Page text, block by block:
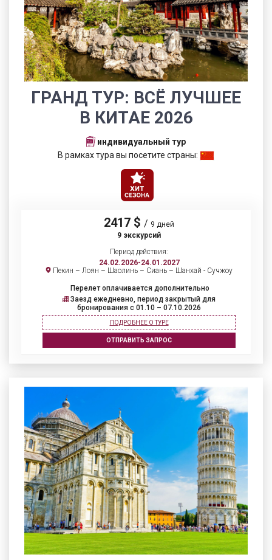
ГРАНД ТУР: ВСЁ ЛУЧШЕЕ
В КИТАЕ 2026
индивидуальный тур
В рамках тура вы посетите страны:
2417 $ / 9 дней
9 экскурсий
Период действия:
24.02.2026-24.01.2027
Пекин – Лоян – Шаолинь – Сиань – Шанхай - Сучжоу
Перелет оплачивается дополнительно
Заезд ежедневно, период закрытый для
бронирования c 01.10 – 07.10.2026
ПОДРОБНЕЕ О ТУРЕ
ОТПРАВИТЬ ЗАПРОС